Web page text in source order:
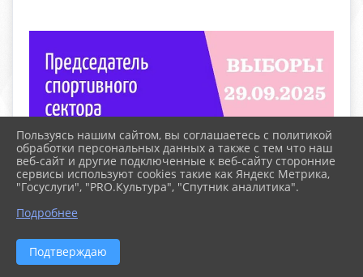
Пользуясь нашим сайтом, вы соглашаетесь с политикой
обработки персональных данных а также с тем что наш
веб-сайт и другие подключенные к веб-сайту сторонние
сервисы используют cookies такие как Яндекс Метрика,
"Госуслуги", "PRO.Культура", "Спутник аналитика".
Подробнее
Подтверждаю